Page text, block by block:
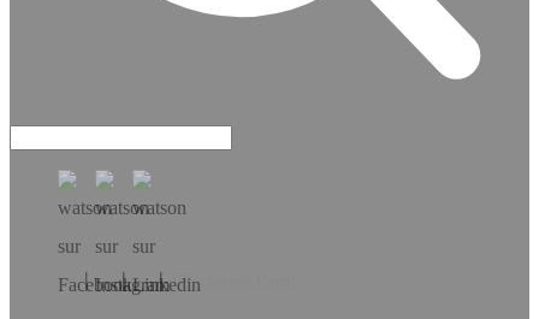
Téléchargez l’app!